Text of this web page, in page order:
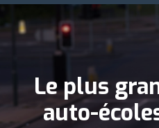
Le plus
auto-